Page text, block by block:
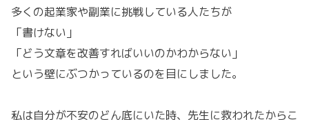
多くの起業家や副業に挑戦している人たちが
「書けない」
「どう文章を改善すればいいのかわからない」
という壁にぶつかっているのを目にしました。
私は自分が不安のどん底にいた時、先生に救われたからこ